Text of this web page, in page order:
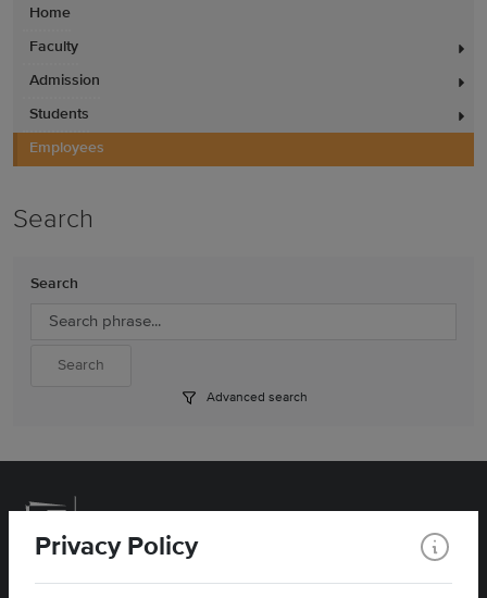
Home
Faculty
Admission
Students
Employees
Search
Search
Advanced search
Privacy Policy